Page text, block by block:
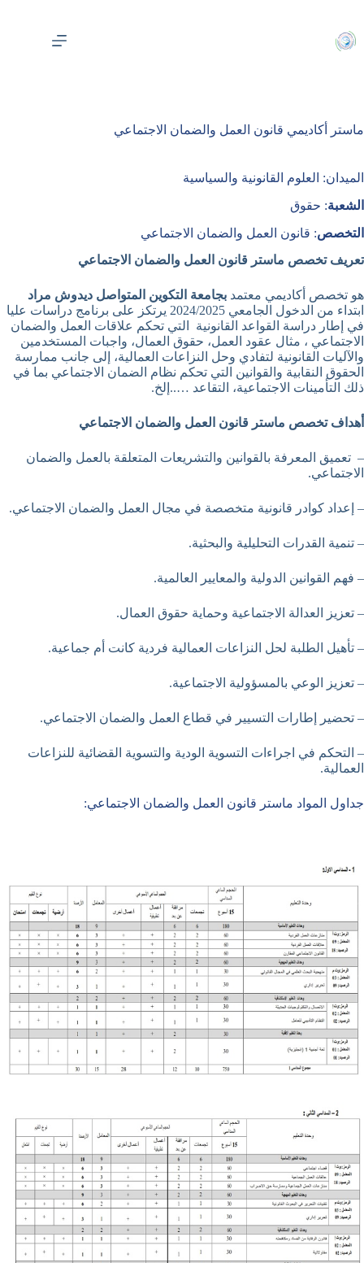
المحتوى
ماستر أكاديمي قانون العمل والضمان الاجتماعي
الميدان: العلوم القانونية والسياسية
الشعبة: حقوق
التخصص: قانون العمل والضمان الاجتماعي
تعريف تخصص ماستر قانون العمل والضمان الاجتماعي
هو تخصص أكاديمي معتمد بجامعة التكوين المتواصل ديدوش مراد
ابتداء من الدخول الجامعي 2024/2025 يرتكز على برنامج دراسات عليا
في إطار دراسة القواعد القانونية التي تحكم علاقات العمل والضمان
الاجتماعي ، مثال عقود العمل، حقوق العمال، واجبات المستخدمين
والآليات القانونية لتفادي وحل النزاعات العمالية، إلى جانب ممارسة
الحقوق النقابية والقوانين التي تحكم نظام الضمان الاجتماعي بما في
ذلك التأمينات الاجتماعية، التقاعد …..إلخ.
أهداف تخصص ماستر قانون العمل والضمان الاجتماعي
– تعميق المعرفة بالقوانين والتشريعات المتعلقة بالعمل والضمان
الاجتماعي.
– إعداد كوادر قانونية متخصصة في مجال العمل والضمان الاجتماعي.
– تنمية القدرات التحليلية والبحثية.
– فهم القوانين الدولية والمعايير العالمية.
– تعزيز العدالة الاجتماعية وحماية حقوق العمال.
– تأهيل الطلبة لحل النزاعات العمالية فردية كانت أم جماعية.
– تعزيز الوعي بالمسؤولية الاجتماعية.
– تحضير إطارات التسيير في قطاع العمل والضمان الاجتماعي.
– التحكم في اجراءات التسوية الودية والتسوية القضائية للنزاعات
العمالية.
جداول المواد ماستر قانون العمل والضمان الاجتماعي‎: